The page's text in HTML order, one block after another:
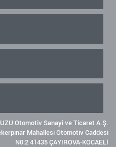
Otomotiv Sanayi ve Ticaret A.Ş.
Mahallesi Otomotiv Caddesi
N0:2 41435 ÇAYIROVA-KOCAELİ